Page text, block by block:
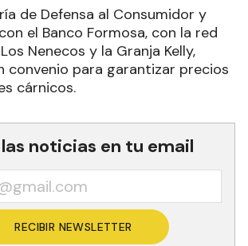
de Defensa al Consumidor y
el Banco Formosa, con la red
Nenecos y la Granja Kelly,
convenio para garantizar precios
cárnicos.
noticias en tu email
RECIBIR NEWSLETTER